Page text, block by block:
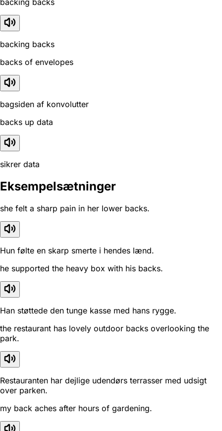
backing backs
backing backs
backs of envelopes
bagsiden af konvolutter
backs up data
sikrer data
Eksempelsætninger
she felt a sharp pain in her lower backs.
Hun følte en skarp smerte i hendes lænd.
he supported the heavy box with his backs.
Han støttede den tunge kasse med hans rygge.
the restaurant has lovely outdoor backs overlooking the
park.
Restauranten har dejlige udendørs terrasser med udsigt
over parken.
my back aches after hours of gardening.